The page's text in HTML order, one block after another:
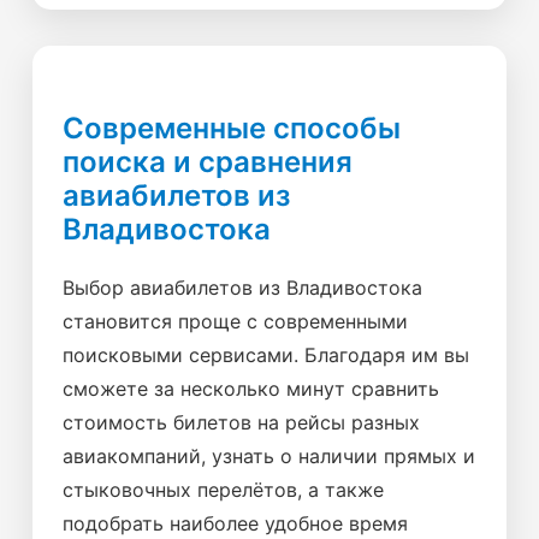
Современные способы
поиска и сравнения
авиабилетов из
Владивостока
Выбор авиабилетов из Владивостока
становится проще с современными
поисковыми сервисами. Благодаря им вы
сможете за несколько минут сравнить
стоимость билетов на рейсы разных
авиакомпаний, узнать о наличии прямых и
стыковочных перелётов, а также
подобрать наиболее удобное время